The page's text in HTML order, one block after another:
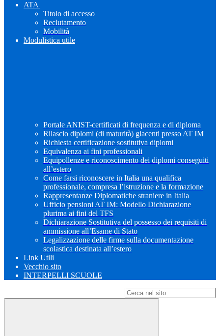
ATA
Titolo di accesso
Reclutamento
Mobilità
Modulistica utile
Portale ANIST-certificati di frequenza e di diploma
Rilascio diplomi (di maturità) giacenti presso AT IM
Richiesta certificazione sostitutiva diplomi
Equivalenza ai fini professionali
Equipollenze e riconoscimento dei diplomi conseguiti
all’estero
Come farsi riconoscere in Italia una qualifica
professionale, compresa l’istruzione e la formazione
Rappresentanze Diplomatiche straniere in Italia
Ufficio pensioni AT IM: Modello Dichiarazione
plurima ai fini del TFS
Dichiarazione Sostitutiva del possesso dei requisiti di
ammissione all’Esame di Stato
Legalizzazione delle firme sulla documentazione
scolastica destinata all’estero
Link Utili
Vecchio sito
INTERPELLI SCUOLE